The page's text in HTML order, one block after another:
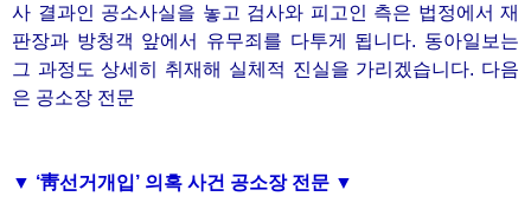
사 결과인 공소사실을 놓고 검사와 피고인 측은 법정에서 재
판장과 방청객 앞에서 유무죄를 다투게 됩니다. 동아일보는
그 과정도 상세히 취재해 실체적 진실을 가리겠습니다. 다음
은 공소장 전문
▼ ‘靑선거개입’ 의혹 사건 공소장 전문 ▼